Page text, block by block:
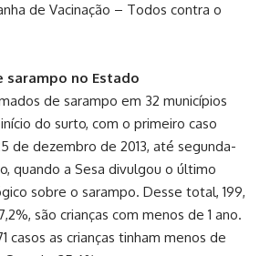
de Vacinação – Todos contra o
sarampo no Estado
de sarampo em 32 municípios
do surto, com o primeiro caso
de dezembro de 2013, até segunda-
quando a Sesa divulgou o último
sobre o sarampo. Desse total, 199,
são crianças com menos de 1 ano.
casos as crianças tinham menos de